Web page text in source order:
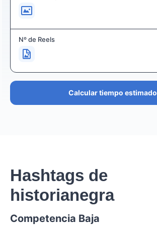
Nº de Reels
Calcular tiempo estimado
Hashtags de
historianegra
Competencia Baja